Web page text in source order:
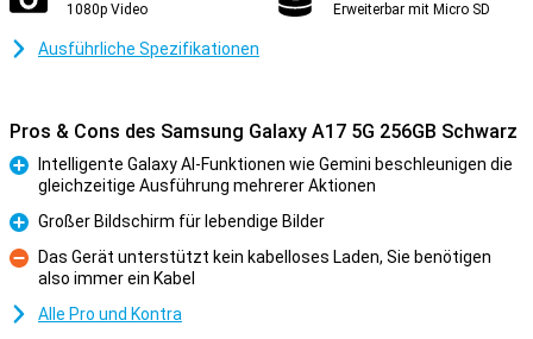
1080p Video Erweiterbar mit Micro SD
Ausführliche Spezifikationen
Pros & Cons des Samsung Galaxy A17 5G 256GB Schwarz
Intelligente Galaxy AI-Funktionen wie Gemini beschleunigen die
gleichzeitige Ausführung mehrerer Aktionen
Pro
Großer Bildschirm für lebendige Bilder
Kontra
Das Gerät unterstützt kein kabelloses Laden, Sie benötigen
also immer ein Kabel
Alle Pro und Kontra